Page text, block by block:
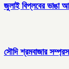
জুলাই বিপ্লবের ভাঙা
সৌদি শ্রমবাজার